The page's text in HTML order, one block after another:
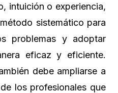
intuición o experiencia,
sistemático para
problemas y adoptar
eficaz y eficiente.
debe ampliarse a
los profesionales que